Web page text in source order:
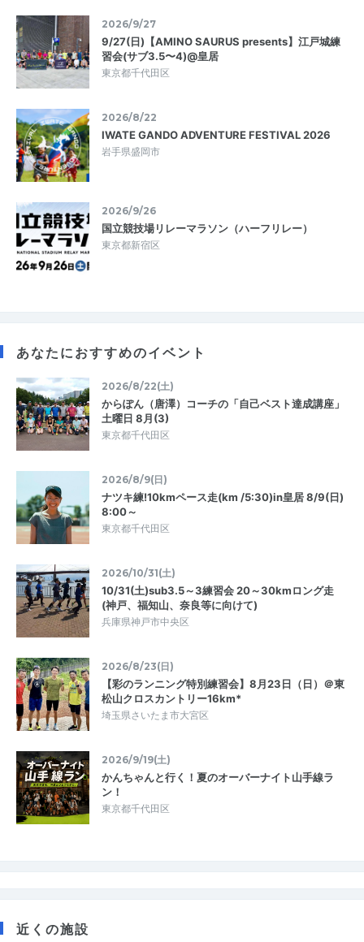
2026/9/27
9/27(日)【AMINO SAURUS presents】江戸城練
習会(サブ3.5〜4)@皇居
東京都千代田区
2026/8/22
IWATE GANDO ADVENTURE FESTIVAL 2026
岩手県盛岡市
2026/9/26
国立競技場リレーマラソン（ハーフリレー）
東京都新宿区
あなたにおすすめのイベント
2026/8/22(土)
からぽん（唐澤）コーチの「自己ベスト達成講座」
土曜日 8月(3)
東京都千代田区
2026/8/9(日)
ナツキ練!10kmペース走(km /5:30)in皇居 8/9(日)
8:00～
東京都千代田区
2026/10/31(土)
10/31(土)sub3.5～3練習会 20～30kmロング走
(神戸、福知山、奈良等に向けて)
兵庫県神戸市中央区
2026/8/23(日)
【彩のランニング特別練習会】8月23日（日）＠東
松山クロスカントリー16km*
埼玉県さいたま市大宮区
2026/9/19(土)
かんちゃんと行く！夏のオーバーナイト山手線ラ
ン！
東京都千代田区
近くの施設